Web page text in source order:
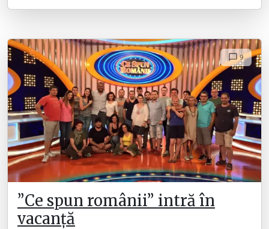
9
”Ce spun românii” intră în
vacanță